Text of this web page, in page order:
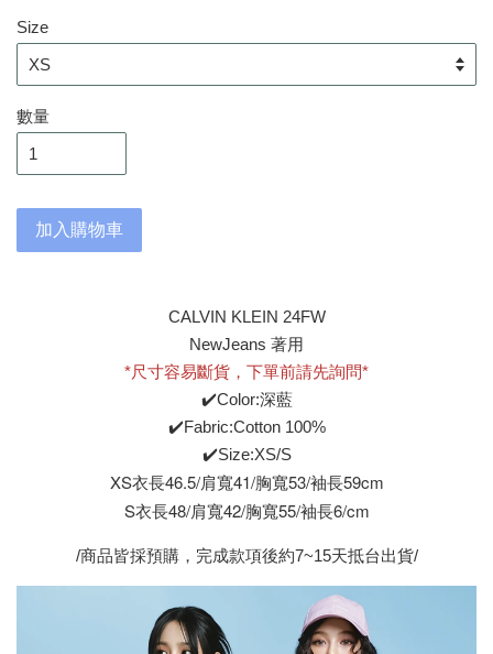
Size
數量
加入購物車
CALVIN KLEIN 24FW
NewJeans 著用
*尺寸容易斷貨，下單前請先詢問*
✔️Color:深藍
✔️Fabric:Cotton 100%
✔️Size:XS/S
XS衣長46.5/肩寬41/胸寬53/袖長59cm
S衣長48/肩寬42/胸寬55/袖長6/cm
/商品皆採預購，完成款項後約7~15天抵台出貨/